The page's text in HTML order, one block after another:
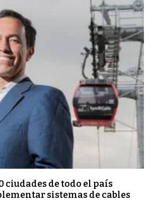
ciudades de todo el país
sistemas de cables